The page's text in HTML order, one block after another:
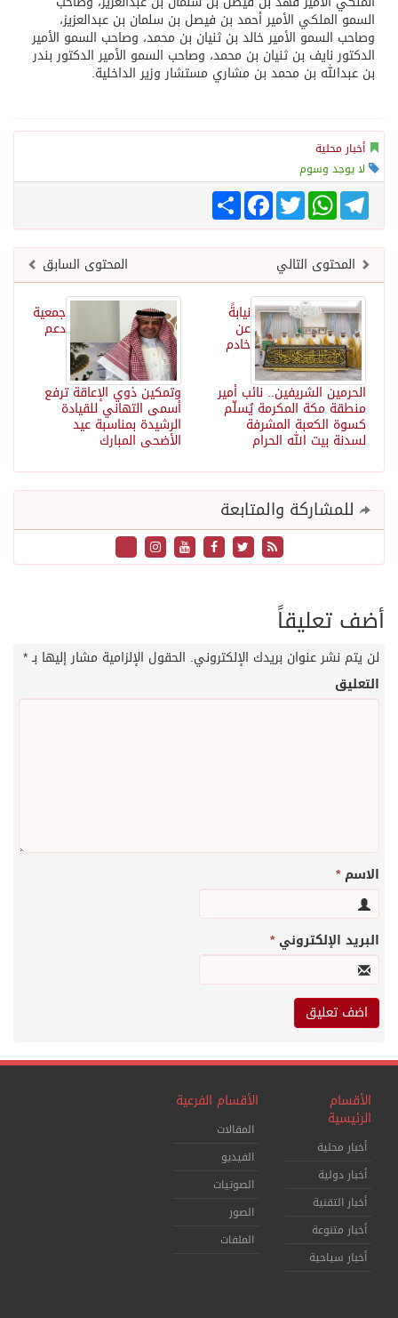
السمو الملكي الأمير أحمد بن فيصل بن سلمان بن عبدالعزيز،
وصاحب السمو الأمير خالد بن ثنيان بن محمد، وصاحب السمو الأمير
الدكتور نايف بن ثنيان بن محمد، وصاحب السمو الأمير الدكتور بندر
بن عبدالله بن محمد بن مشاري مستشار وزير الداخلية.
أخبار محلية
لا يوجد وسوم
انشر
FacebookTwitter
WhatsAppTelegram
المحتوى السابق
المحتوى التالي
جمعية
دعم
وتمكين ذوي الإعاقة ترفع
أسمى التهاني للقيادة
الرشيدة بمناسبة عيد
الأضحى المبارك
نيابةً
عن
خادم
الحرمين الشريفين.. نائب أمير
منطقة مكة المكرمة يُسلّم
كسوة الكعبة المشرفة
لسدنة بيت الله الحرام
للمشاركة والمتابعة
أضف تعليقاً
لن يتم نشر عنوان بريدك الإلكتروني. الحقول الإلزامية مشار إليها بـ*
التعليق
الاسم*
البريد الإلكتروني*
الأقسام
الرئيسية
أخبار محلية
أخبار دولية
أخبار التقنية
أخبار متنوعة
أخبار سياحية
الأقسام الفرعية
المقالات
الفيديو
الصوتيات
الصور
الملفات